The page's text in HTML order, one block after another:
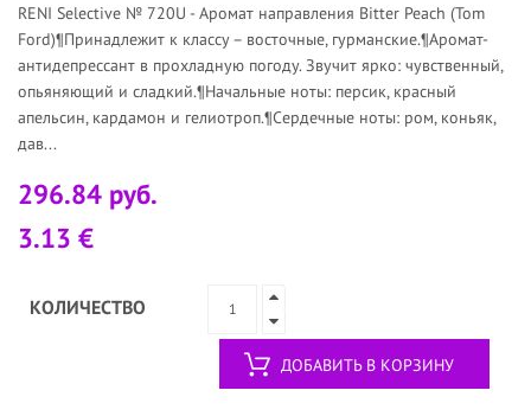
RENI Selective № 720U - Аромат направления Bitter Peach (Tom
Ford)¶Принадлежит к классу – восточные, гурманские.¶Аромат-
антидепрессант в прохладную погоду. Звучит ярко: чувственный,
опьяняющий и сладкий.¶Начальные ноты: персик, красный
апельсин, кардамон и гелиотроп.¶Сердечные ноты: ром, коньяк,
дав...
296.84 руб.
3.13 €
КОЛИЧЕСТВО
ДОБАВИТЬ В КОРЗИНУ